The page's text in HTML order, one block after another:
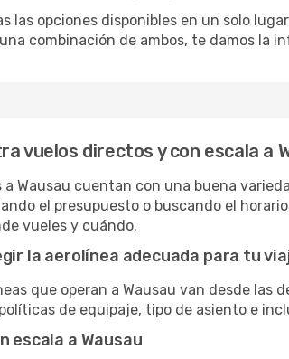
las opciones disponibles en un solo
combinación de ambos, te damos la
vuelos directos y con escala a
a Wausau cuentan con una buena
el presupuesto o buscando el
vueles y cuándo.
la aerolínea adecuada para tu
que operan a Wausau van desde las
de equipaje, tipo de asiento e
escala a Wausau